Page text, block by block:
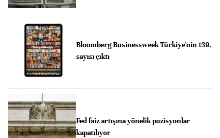
Bloomberg Businessweek Türkiye'nin 139.
sayısı çıktı
Fed faiz artışına yönelik pozisyonlar
kapatılıyor